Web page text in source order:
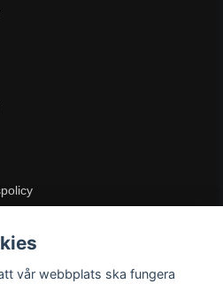
vår webbplats ska fungera